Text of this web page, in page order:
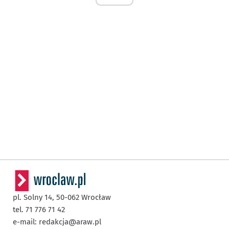
pl. Solny 14, 50-062 Wrocław
tel. 71 776 71 42
e-mail: redakcja@araw.pl